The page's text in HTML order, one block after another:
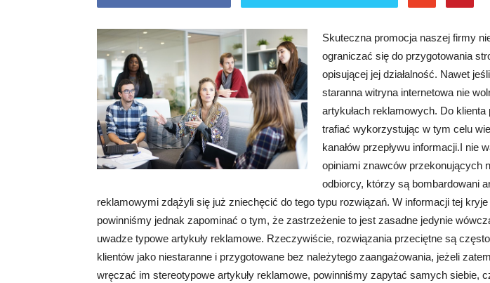
Skuteczna promocja naszej firmy
ograniczać się do przygotowania
opisującej jej działalność. Nawet
staranna witryna internetowa nie
artykułach reklamowych. Do
trafiać wykorzystując w tym celu
kanałów przepływu informacji.I nie
opiniami znawców przekonujących
odbiorcy, którzy są bombardowani
reklamowymi zdążyli się już zniechęcić do tego typu rozwiązań. W informacji tej
powinniśmy jednak zapominać o tym, że zastrzeżenie to jest zasadne jedynie
uwadze typowe artykuły reklamowe. Rzeczywiście, rozwiązania przeciętne są
klientów jako niestaranne i przygotowane bez należytego zaangażowania, jeżeli
wręczać im stereotypowe artykuły reklamowe, powinniśmy zapytać samych siebie,